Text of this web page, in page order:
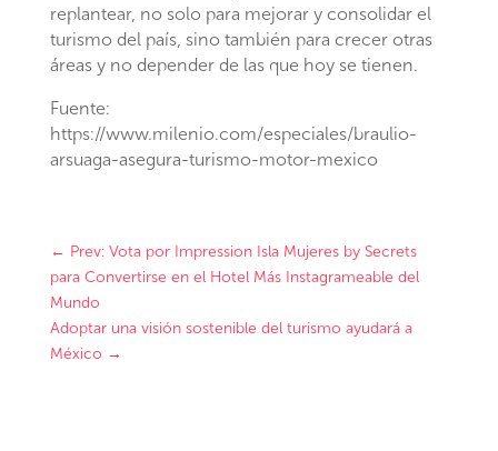
replantear, no solo para mejorar y consolidar el
turismo del país, sino también para crecer otras
áreas y no depender de las que hoy se tienen.
Fuente:
https://www.milenio.com/especiales/braulio-
arsuaga-asegura-turismo-motor-mexico
← Prev: Vota por Impression Isla Mujeres by Secrets
para Convertirse en el Hotel Más Instagrameable del
Mundo
Adoptar una visión sostenible del turismo ayudará a
México →